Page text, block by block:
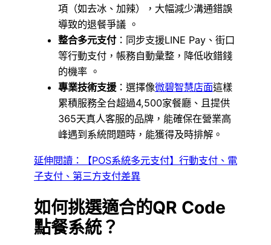
項（如去冰、加辣），大幅減少溝通錯誤
導致的退餐爭議 。
整合多元支付：同步支援LINE Pay、街口
等行動支付，帳務自動彙整，降低收錯錢
的機率 。
專業技術支援：選擇像微碧智慧店面這樣
累積服務全台超過4,500家餐廳、且提供
365天真人客服的品牌，能確保在營業高
峰遇到系統問題時，能獲得及時排解。
延伸閱讀：【POS系統多元支付】行動支付、電
子支付、第三方支付差異
如何挑選適合的QR Code
點餐系統？